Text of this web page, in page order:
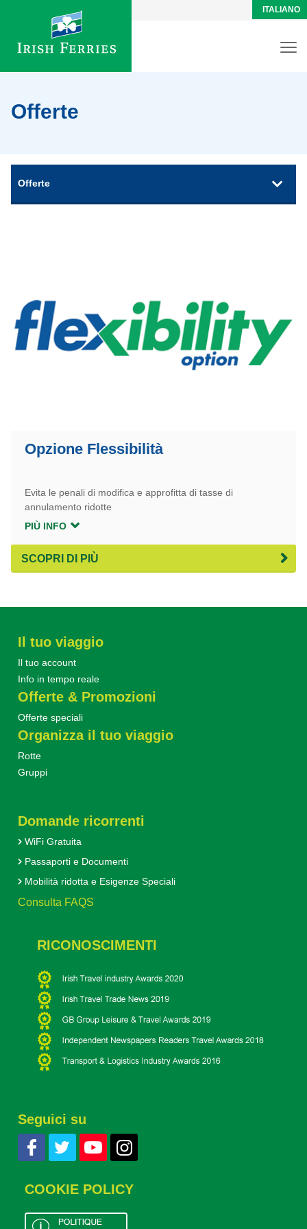
ITALIANO
Offerte
Offerte
Opzione Flessibilità
Evita le penali di modifica e approfitta di tasse di
annulamento ridotte
PIÙ INFO
SCOPRI DI PIÙ
Il tuo viaggio
Il tuo account
Info in tempo reale
Offerte & Promozioni
Offerte speciali
Organizza il tuo viaggio
Rotte
Gruppi
Domande ricorrenti
WiFi Gratuita
Passaporti e Documenti
Mobilità ridotta e Esigenze Speciali
Consulta FAQS
RICONOSCIMENTI
Seguici su
COOKIE POLICY